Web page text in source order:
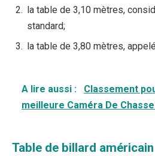
la table de 3,10 mètres,
standard;
la table de 3,80 mètres,
A lire aussi :
Classement
meilleure Caméra De
Table de billard